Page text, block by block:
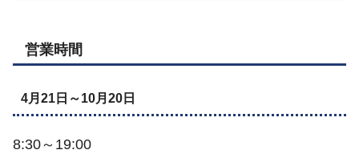
営業時間
4月21日～10月20日
8:30～19:00